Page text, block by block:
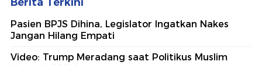
Pasien BPJS Dihina, Legislator Ingatkan Nakes
Jangan Hilang Empati
Video: Trump Meradang saat Politikus Muslim